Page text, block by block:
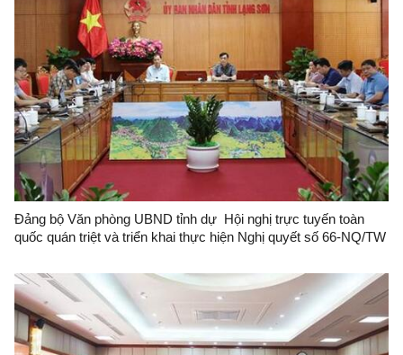
Đảng bộ Văn phòng UBND tỉnh dự Hội nghị trực tuyến toàn
quốc quán triệt và triển khai thực hiện Nghị quyết số 66-NQ/TW